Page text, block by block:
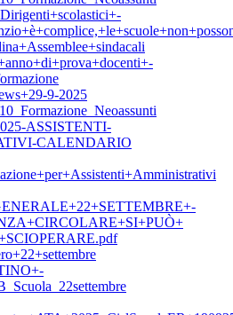
9-2025
ASSISTENTI-
CALENDARIO